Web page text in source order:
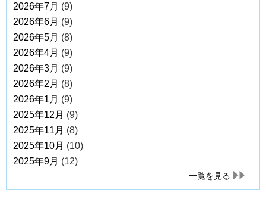
2026年7月 (9)
2026年6月 (9)
2026年5月 (8)
2026年4月 (9)
2026年3月 (9)
2026年2月 (8)
2026年1月 (9)
2025年12月 (9)
2025年11月 (8)
2025年10月 (10)
2025年9月 (12)
一覧を見る